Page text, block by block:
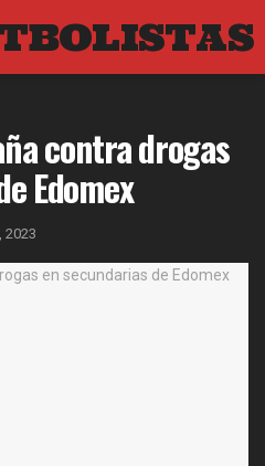
contra drogas
Edomex
2023